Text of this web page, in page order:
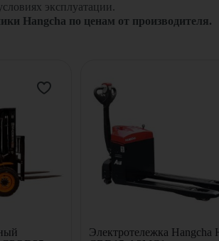
эксплуатации.
Hangcha по ценам от производителя.
Электротележка Hangcha